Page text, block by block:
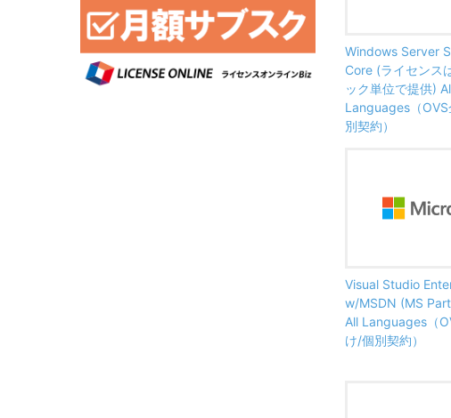
Windows Server
Core (ライセンス
ック単位で提供)
Languages（
別契約）
Visual Studio
w/MSDN (MS
All Languages（
け/個別契約）